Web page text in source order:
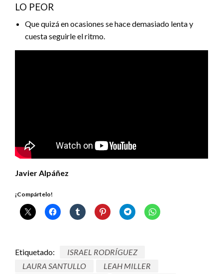
LO PEOR
Que quizá en ocasiones se hace demasiado lenta y
cuesta seguirle el ritmo.
Javier Alpáñez
¡Compártelo!
Etiquetado:
ISRAEL RODRÍGUEZ
LAURA SANTULLO
LEAH MILLER